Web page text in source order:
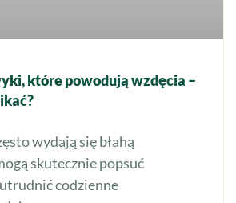
które powodują wzdęcia –
wydają się błahą
skutecznie popsuć
codzienne